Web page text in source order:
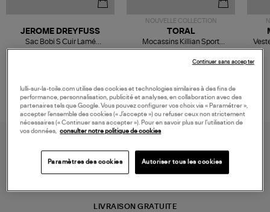
JEROME DREYFUSS
Sac Bobi S Cuir Lamé
Champagne
NOUVELLE COLLECTION
TORAL
Mocassins Killian Sport
Mousse
LIVRAISON GRATUITE
lulli-sur-la-toile.com utilise des cookies et technologies similaires à des fins de
performance, personnalisation, publicité et analyses, en collaboration avec des
partenaires tels que Google. Vous pouvez configurer vos choix via « Paramétrer »,
accepter l’ensemble des cookies (« J’accepte ») ou refuser ceux non strictement
nécessaires (« Continuer sans accepter »). Pour en savoir plus sur l’utilisation de
vos données, consulter notre politique de cookies
Paramètres des cookies Autoriser tous les cookies
Continuer sans accepter